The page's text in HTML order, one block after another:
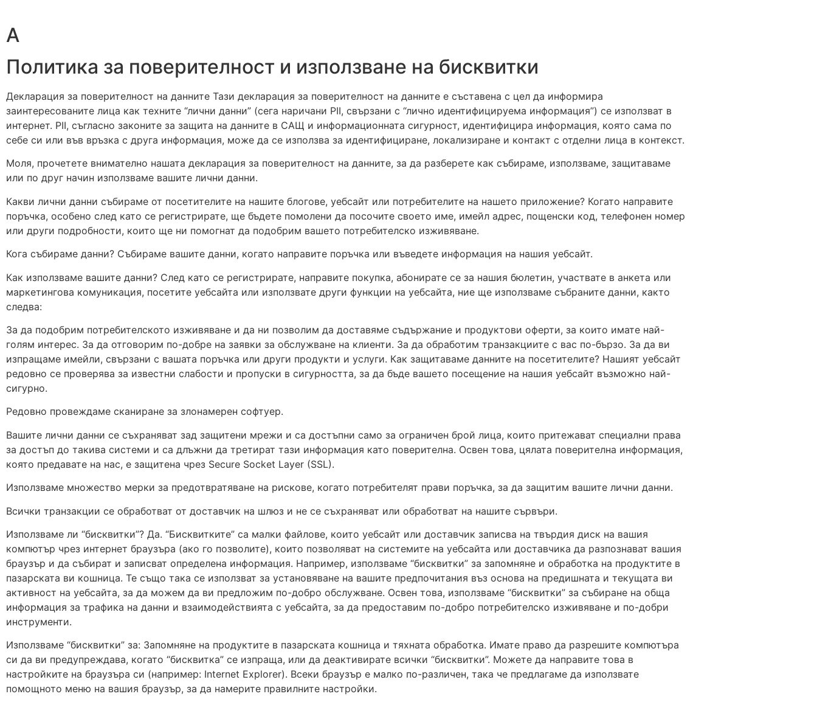
A
Политика за поверителност и използване на бисквитки
Декларация за поверителност на данните Тази декларация за поверителност на данните е съставена с цел да информира
заинтересованите лица как техните “лични данни” (сега наричани PII, свързани с “лично идентифицируема информация”) се използват в
интернет. PII, съгласно законите за защита на данните в САЩ и информационната сигурност, идентифицира информация, която сама по
себе си или във връзка с друга информация, може да се използва за идентифициране, локализиране и контакт с отделни лица в контекст.
Моля, прочетете внимателно нашата декларация за поверителност на данните, за да разберете как събираме, използваме, защитаваме
или по друг начин използваме вашите лични данни.
Какви лични данни събираме от посетителите на нашите блогове, уебсайт или потребителите на нашето приложение? Когато направите
поръчка, особено след като се регистрирате, ще бъдете помолени да посочите своето име, имейл адрес, пощенски код, телефонен номер
или други подробности, които ще ни помогнат да подобрим вашето потребителско изживяване.
Кога събираме данни? Събираме вашите данни, когато направите поръчка или въведете информация на нашия уебсайт.
Как използваме вашите данни? След като се регистрирате, направите покупка, абонирате се за нашия бюлетин, участвате в анкета или
маркетингова комуникация, посетите уебсайта или използвате други функции на уебсайта, ние ще използваме събраните данни, както
следва:
За да подобрим потребителското изживяване и да ни позволим да доставяме съдържание и продуктови оферти, за които имате най-
голям интерес. За да отговорим по-добре на заявки за обслужване на клиенти. За да обработим транзакциите с вас по-бързо. За да ви
изпращаме имейли, свързани с вашата поръчка или други продукти и услуги. Как защитаваме данните на посетителите? Нашият уебсайт
редовно се проверява за известни слабости и пропуски в сигурността, за да бъде вашето посещение на нашия уебсайт възможно най-
сигурно.
Редовно провеждаме сканиране за злонамерен софтуер.
Вашите лични данни се съхраняват зад защитени мрежи и са достъпни само за ограничен брой лица, които притежават специални права
за достъп до такива системи и са длъжни да третират тази информация като поверителна. Освен това, цялата поверителна информация,
която предавате на нас, е защитена чрез Secure Socket Layer (SSL).
Използваме множество мерки за предотвратяване на рискове, когато потребителят прави поръчка, за да защитим вашите лични данни.
Всички транзакции се обработват от доставчик на шлюз и не се съхраняват или обработват на нашите сървъри.
Използваме ли “бисквитки”? Да. “Бисквитките” са малки файлове, които уебсайт или доставчик записва на твърдия диск на вашия
компютър чрез интернет браузъра (ако го позволите), които позволяват на системите на уебсайта или доставчика да разпознават вашия
браузър и да събират и записват определена информация. Например, използваме “бисквитки” за запомняне и обработка на продуктите в
пазарската ви кошница. Те също така се използват за установяване на вашите предпочитания въз основа на предишната и текущата ви
активност на уебсайта, за да можем да ви предложим по-добро обслужване. Освен това, използваме “бисквитки” за събиране на обща
информация за трафика на данни и взаимодействията с уебсайта, за да предоставим по-добро потребителско изживяване и по-добри
инструменти.
Използваме “бисквитки” за: Запомняне на продуктите в пазарската кошница и тяхната обработка. Имате право да разрешите компютъра
си да ви предупреждава, когато “бисквитка” се изпраща, или да деактивирате всички “бисквитки”. Можете да направите това в
настройките на браузъра си (например: Internet Explorer). Всеки браузър е малко по-различен, така че предлагаме да използвате
помощното меню на вашия браузър, за да намерите правилните настройки.